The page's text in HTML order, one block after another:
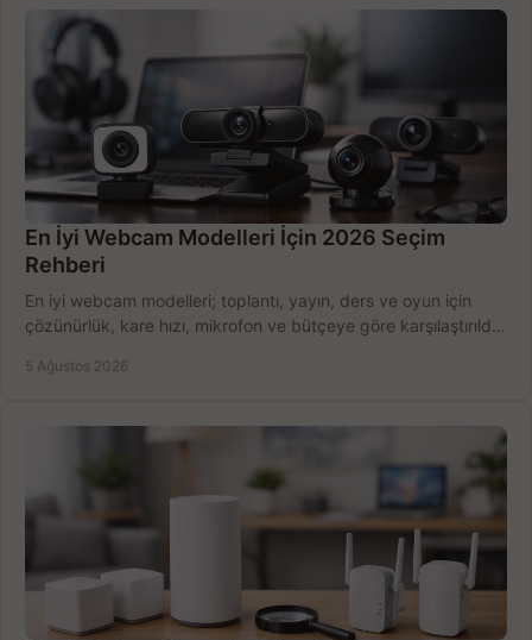
En İyi Webcam Modelleri İçin 2026 Seçim
Rehberi
En iyi webcam modelleri; toplantı, yayın, ders ve oyun için
çözünürlük, kare hızı, mikrofon ve bütçeye göre karşılaştırıldı.
5 Ağustos 2026